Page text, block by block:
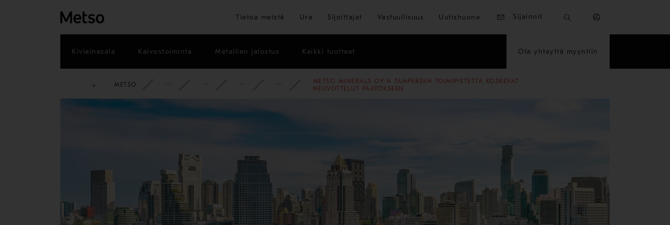
Siirry pääsisältöön
Tietoa meistä Ura Sijoittajat Vastuullisuus Uutishuone Sijainnit
Kiviainesala Kaivostoiminta Metallien jalostus Kaikki tuotteet Ota yhteyttä myyntiin
METSO YRITYS PYSY AJAN TASALLA
UUTISET 2020
METSO MINERALS OY:N TAMPEREEN TOIMIPISTETTÄ KOSKEVAT
NEUVOTTELUT PÄÄTÖKSEEN